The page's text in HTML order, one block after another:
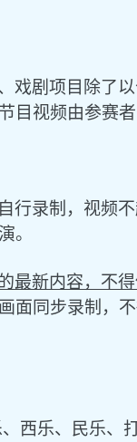
戏剧项目除了
目视频由参赛
行录制，视频
。
最新内容，不
面同步录制，
西乐、民乐、